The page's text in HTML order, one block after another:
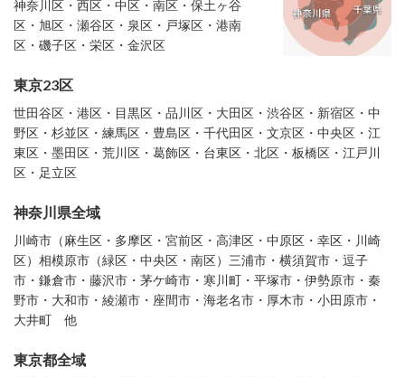
神奈川区・西区・中区・南区・保土ヶ谷
区・旭区・瀬谷区・泉区・戸塚区・港南
区・磯子区・栄区・金沢区
東京23区
世田谷区・港区・目黒区・品川区・大田区・渋谷区・新宿区・中
野区・杉並区・練馬区・豊島区・千代田区・文京区・中央区・江
東区・墨田区・荒川区・葛飾区・台東区・北区・板橋区・江戸川
区・足立区
神奈川県全域
川崎市（麻生区・多摩区・宮前区・高津区・中原区・幸区・川崎
区）相模原市（緑区・中央区・南区）三浦市・横須賀市・逗子
市・鎌倉市・藤沢市・茅ケ崎市・寒川町・平塚市・伊勢原市・秦
野市・大和市・綾瀬市・座間市・海老名市・厚木市・小田原市・
大井町 他
東京都全域